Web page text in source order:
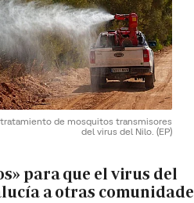
de mosquitos transmisores
del virus del Nilo. (EP)
para que el virus del
a otras